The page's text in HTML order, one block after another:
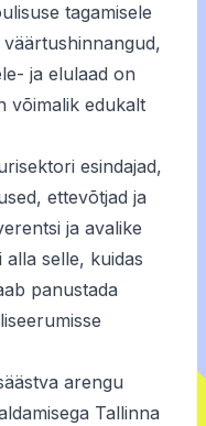
tagamisele
ja elulaad on
võimalik edukalt
esindajad,
ettevõtjad ja
ja avalike
selle, kuidas
panustada
arengu
Tallinna